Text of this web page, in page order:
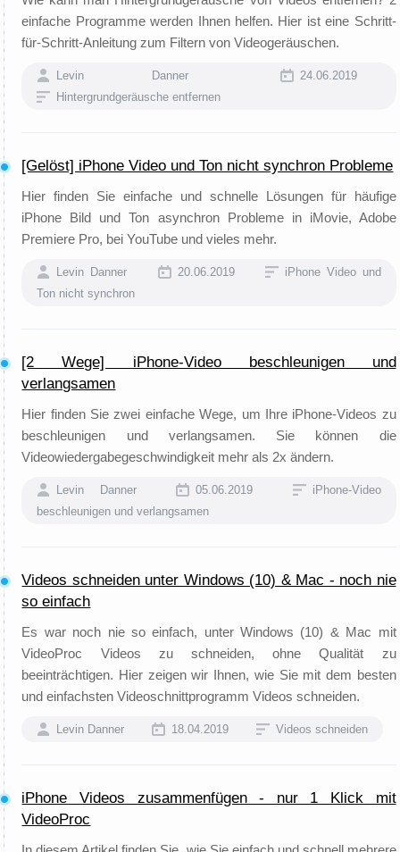
einfache Programme werden Ihnen helfen. Hier ist eine Schritt-
für-Schritt-Anleitung zum Filtern von Videogeräuschen.
Levin Danner
24.06.2019
Hintergrundgeräusche entfernen
[Gelöst] iPhone Video und Ton nicht synchron Probleme
Hier finden Sie einfache und schnelle Lösungen für häufige
iPhone Bild und Ton asynchron Probleme in iMovie, Adobe
Premiere Pro, bei YouTube und vieles mehr.
Levin Danner 20.06.2019
iPhone Video und
Ton nicht synchron
[2 Wege] iPhone-Video beschleunigen und
verlangsamen
Hier finden Sie zwei einfache Wege, um Ihre iPhone-Videos zu
beschleunigen und verlangsamen. Sie können die
Videowiedergabegeschwindigkeit mehr als 2x ändern.
Levin Danner 05.06.2019
iPhone-Video
beschleunigen und verlangsamen
Videos schneiden unter Windows (10) & Mac - noch nie
so einfach
Es war noch nie so einfach, unter Windows (10) & Mac mit
VideoProc Videos zu schneiden, ohne Qualität zu
beeinträchtigen. Hier zeigen wir Ihnen, wie Sie mit dem besten
und einfachsten Videoschnittprogramm Videos schneiden.
Levin Danner 18.04.2019 Videos schneiden
iPhone Videos zusammenfügen - nur 1 Klick mit
VideoProc